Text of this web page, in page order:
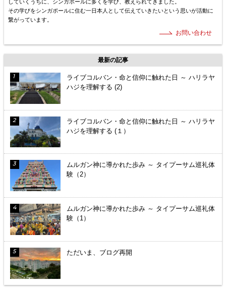
していくうちに、シンガポールに多くを学び、教えられてきました。
その学びをシンガポールに住む一日本人として伝えていきたいという思いが活動に
繋がっています。
お問い合わせ
最新の記事
ライブコルバン・命と信仰に触れた日 ～ ハリラヤ
ハジを理解する (2)
ライブコルバン・命と信仰に触れた日 ～ ハリラヤ
ハジを理解する (１）
ムルガン神に導かれた歩み ～ タイプーサム巡礼体
験（2）
ムルガン神に導かれた歩み ～ タイプーサム巡礼体
験（1）
ただいま、ブログ再開